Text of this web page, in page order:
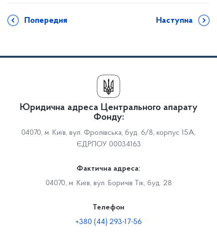
Попередня Наступна
Юридична адреса Центрального апарату
Фонду:
04070, м. Київ, вул. Фролівська, буд. 6/8, корпус 15А,
ЄДРПОУ 00034163
Фактична адреса:
04070, м. Київ, вул. Боричів Тік, буд. 28
Телефон
+380 (44) 293-17-56